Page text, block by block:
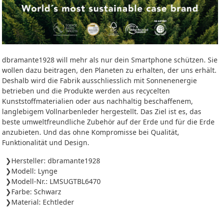
dbramante1928 will mehr als nur dein Smartphone schützen. Sie
wollen dazu beitragen, den Planeten zu erhalten, der uns erhält.
Deshalb wird die Fabrik ausschliesslich mit Sonnenenergie
betrieben und die Produkte werden aus recycelten
Kunststoffmaterialien oder aus nachhaltig beschaffenem,
langlebigem Vollnarbenleder hergestellt. Das Ziel ist es, das
beste umweltfreundliche Zubehör auf der Erde und für die Erde
anzubieten. Und das ohne Kompromisse bei Qualität,
Funktionalität und Design.
Hersteller: dbramante1928
Modell: Lynge
Modell-Nr.: LMSUGTBL6470
Farbe: Schwarz
Material: Echtleder